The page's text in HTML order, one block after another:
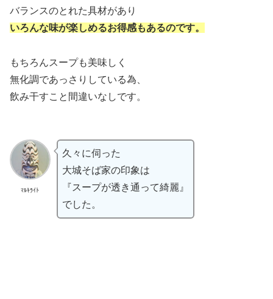
バランスのとれた具材があり
いろんな味が楽しめるお得感もあるのです。
もちろんスープも美味しく
無化調であっさりしている為、
飲み干すこと間違いなしです。
ﾏﾙｷﾗｲﾄ
久々に伺った
大城そば家の印象は
『スープが透き通って綺麗』
でした。